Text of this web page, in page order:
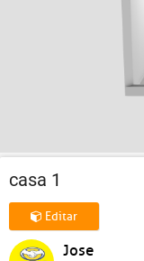
casa 1
Editar
Jose